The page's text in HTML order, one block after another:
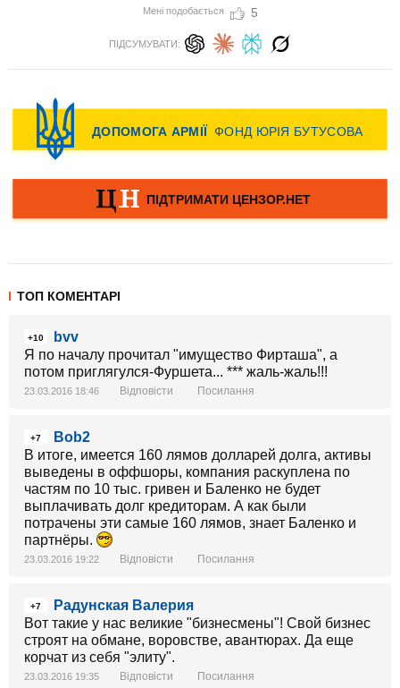
Мені подобається 5
ПІДСУМУВАТИ:
ТОП КОМЕНТАРІ
+10
bvv
Я по началу прочитал "имущество Фирташа", а
потом приглягулся-Фуршета... *** жаль-жаль!!!
23.03.2016 18:46 Відповісти Посилання
+7
Bob2
В итоге, имеется 160 лямов долларей долга, активы
выведены в оффшоры, компания раскуплена по
частям по 10 тыс. гривен и Баленко не будет
выплачивать долг кредиторам. А как были
потрачены эти самые 160 лямов, знает Баленко и
партнёры.
23.03.2016 19:22 Відповісти Посилання
+7
Радунская Валерия
Вот такие у нас великие "бизнесмены"! Свой бизнес
строят на обмане, воровстве, авантюрах. Да еще
корчат из себя "элиту".
23.03.2016 19:35 Відповісти Посилання